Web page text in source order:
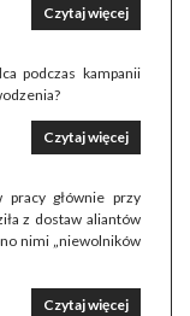
Czytaj więcej
podczas kampanii
Czytaj więcej
pracy głównie przy
z dostaw aliantów
nimi „niewolników
Czytaj więcej